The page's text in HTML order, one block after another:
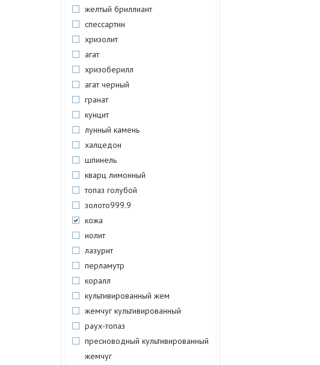
желтый бриллиант
спессартин
хризолит
агат
хризоберилл
агат черный
гранат
кунцит
лунный камень
халцедон
шпинель
кварц лимонный
топаз голубой
золото999.9
кожа
иолит
лазурит
перламутр
коралл
культивированный жем
жемчуг культивированный
раух-топаз
пресноводный культивированный
жемчуг